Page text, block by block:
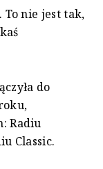
To nie jest tak,
do
Radiu
Classic.